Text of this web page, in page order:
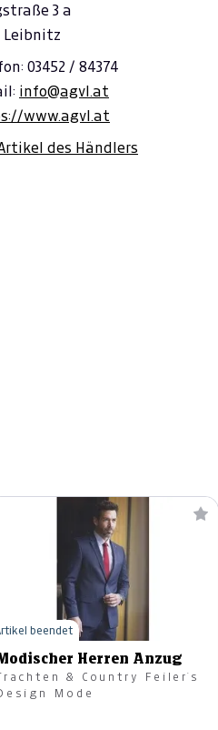
3 a
Leibnitz
03452 / 84374
info@agvl.at
www.agvl.at
des Händlers
Herren Anzug
& Country Feiler`s
Mode
beendet